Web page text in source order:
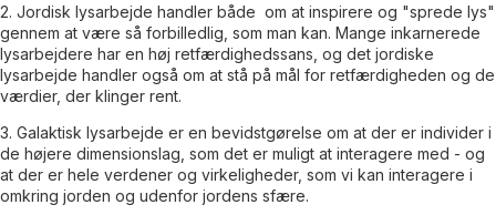
2. Jordisk lysarbejde handler både om at inspirere og "sprede lys"
gennem at være så forbilledlig, som man kan. Mange inkarnerede
lysarbejdere har en høj retfærdighedssans, og det jordiske
lysarbejde handler også om at stå på mål for retfærdigheden og de
værdier, der klinger rent.
3. Galaktisk lysarbejde er en bevidstgørelse om at der er individer i
de højere dimensionslag, som det er muligt at interagere med - og
at der er hele verdener og virkeligheder, som vi kan interagere i
omkring jorden og udenfor jordens sfære.